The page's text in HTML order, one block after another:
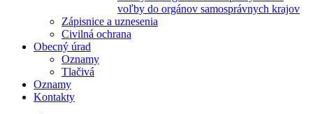
voľby do orgánov samosprávnych krajov
Zápisnice a uznesenia
Civilná ochrana
Obecný úrad
Oznamy
Tlačivá
Oznamy
Kontakty